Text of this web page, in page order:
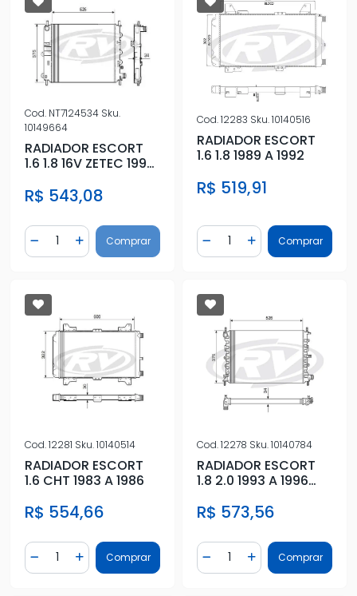
Cod. NT7124534 Sku.
10149664
RADIADOR ESCORT
1.6 1.8 16V ZETEC 1997
R$ 543,08
Diminuir Quantidade
Quantidade
Adicionar Quantidade
Comprar
Cod.12283 Sku.10140516
RADIADOR ESCORT
1.6 1.8 1989 A 1992
R$ 519,91
Diminuir Quantidade
Quantidade
AdicionarComprar
Cod.12281 Sku.10140514
RADIADOR ESCORT
1.6 CHT 1983 A 1986
R$ 554,66
Diminuir Quantidade
Quantidade
Adicionar Quantidade
Comprar
Cod.12278 Sku.10140784
RADIADOR ESCORT
1.8 2.0 1993 A 1996
R$ 573,56
Diminuir Quantidade
Quantidade
AdicionarComprar